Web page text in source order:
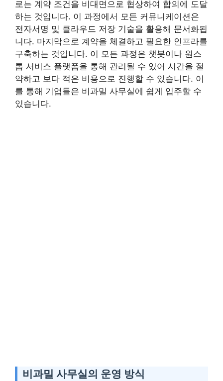
로는 계약 조건을 비대면으로 협상하여 합의에 도달
하는 것입니다. 이 과정에서 모든 커뮤니케이션은
전자서명 및 클라우드 저장 기술을 활용해 문서화됩
니다. 마지막으로 계약을 체결하고 필요한 인프라를
구축하는 것입니다. 이 모든 과정은 챗봇이나 원스
톱 서비스 플랫폼을 통해 관리될 수 있어 시간을 절
약하고 보다 적은 비용으로 진행할 수 있습니다. 이
를 통해 기업들은 비과밀 사무실에 쉽게 입주할 수
있습니다.
비과밀 사무실의 운영 방식